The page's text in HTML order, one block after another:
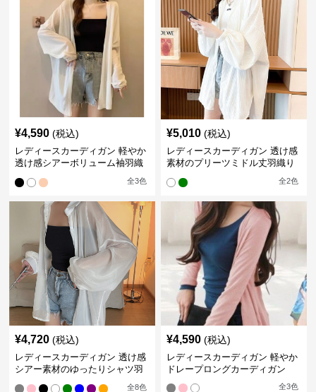
¥4,590 (税込)
レディースカーディガン 軽やか
透け感シアーボリューム袖羽織
全3色
¥5,010 (税込)
レディースカーディガン 透け感
素材のプリーツミドル丈羽織り
全2色
¥4,720 (税込)
レディースカーディガン 透け感
シアー素材のゆったりシャツ羽
全8色
¥4,590 (税込)
レディースカーディガン 軽やか
ドレープロングカーディガン
全3色